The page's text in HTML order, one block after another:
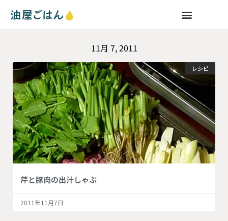
11月 7, 2011
レシピ
芹と豚肉の出汁しゃぶ
2011年11月7日